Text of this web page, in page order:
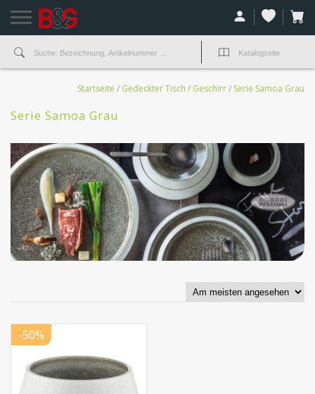
Startseite / Gedeckter Tisch / Geschirr/ Serie Samoa Grau
Serie Samoa Grau
-50%